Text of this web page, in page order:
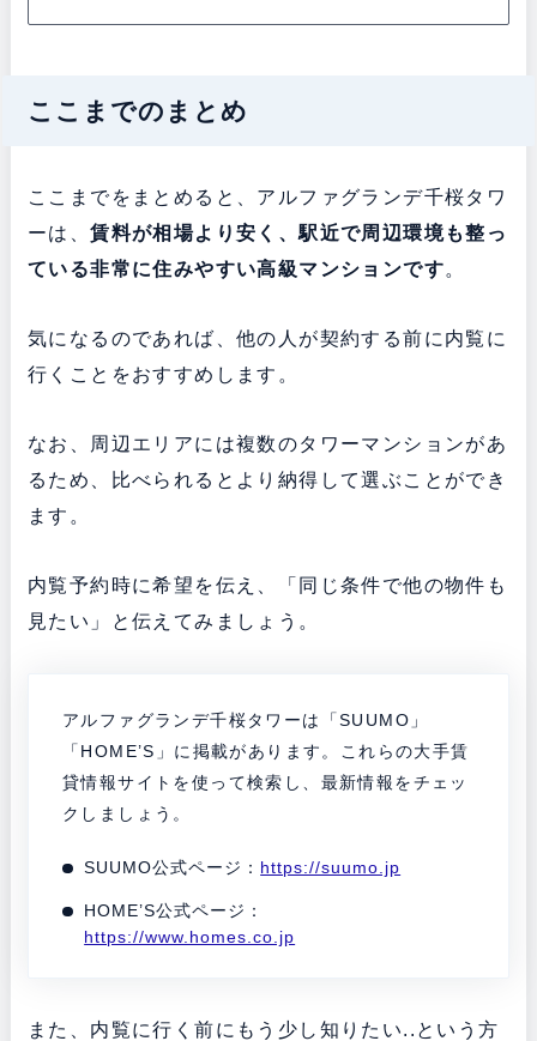
ここまでのまとめ
ここまでをまとめると、アルファグランデ千桜タワ
ーは、賃料が相場より安く、駅近で周辺環境も整っ
ている非常に住みやすい高級マンションです。
気になるのであれば、他の人が契約する前に内覧に
行くことをおすすめします。
なお、周辺エリアには複数のタワーマンションがあ
るため、比べられるとより納得して選ぶことができ
ます。
内覧予約時に希望を伝え、「同じ条件で他の物件も
見たい」と伝えてみましょう。
アルファグランデ千桜タワーは「SUUMO」
「HOME’S」に掲載があります。これらの大手賃
貸情報サイトを使って検索し、最新情報をチェッ
クしましょう。
SUUMO公式ページ： https://suumo.jp
HOME’S公式ページ：
https://www.homes.co.jp
また、内覧に行く前にもう少し知りたい..という方